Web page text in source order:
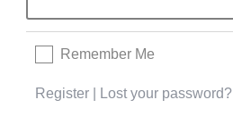
Remember Me
Register Lost your password?